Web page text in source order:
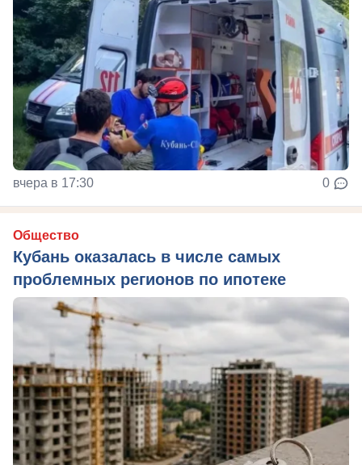
вчера в 17:30 0
Общество
Кубань оказалась в числе самых
проблемных регионов по ипотеке